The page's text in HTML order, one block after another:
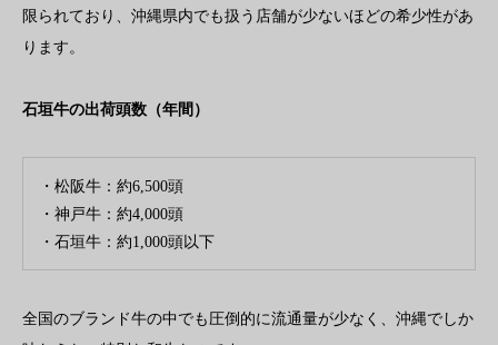
限られており、沖縄県内でも扱う店舗が少ないほどの希少性があ
ります。
石垣牛の出荷頭数（年間）
・松阪牛：約6,500頭
・神戸牛：約4,000頭
・石垣牛：約1,000頭以下
全国のブランド牛の中でも圧倒的に流通量が少なく、沖縄でしか